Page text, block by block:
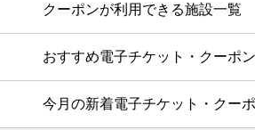
クーポンが利用できる施設一覧
おすすめ電子チケット・クーポ
今月の新着電子チケット・クー